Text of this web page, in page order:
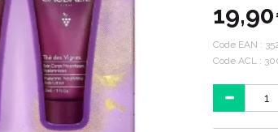
Code ACL
Code EAN :
Code ACL :